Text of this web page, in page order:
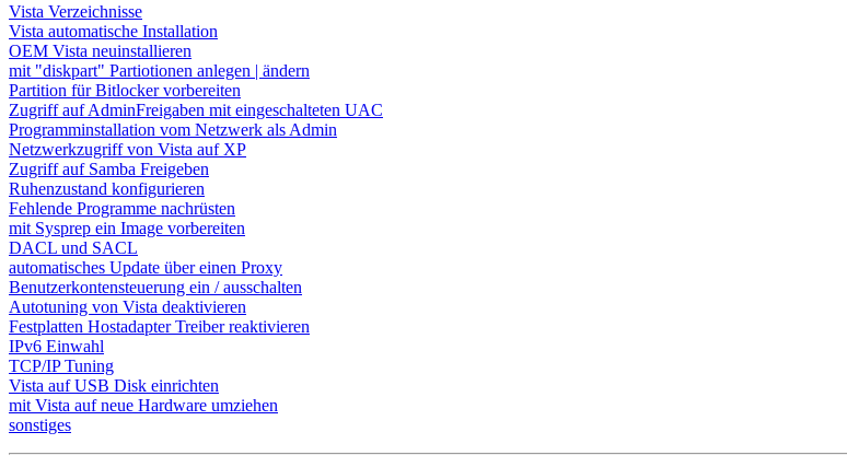
Vista Verzeichnisse
Vista automatische Installation
OEM Vista neuinstallieren
mit "diskpart" Partiotionen anlegen | ändern
Partition für Bitlocker vorbereiten
Zugriff auf AdminFreigaben mit eingeschalteten UAC
Programminstallation vom Netzwerk als Admin
Netzwerkzugriff von Vista auf XP
Zugriff auf Samba Freigeben
Ruhenzustand konfigurieren
Fehlende Programme nachrüsten
mit Sysprep ein Image vorbereiten
DACL und SACL
automatisches Update über einen Proxy
Benutzerkontensteuerung ein / ausschalten
Autotuning von Vista deaktivieren
Festplatten Hostadapter Treiber reaktivieren
IPv6 Einwahl
TCP/IP Tuning
Vista auf USB Disk einrichten
mit Vista auf neue Hardware umziehen
sonstiges